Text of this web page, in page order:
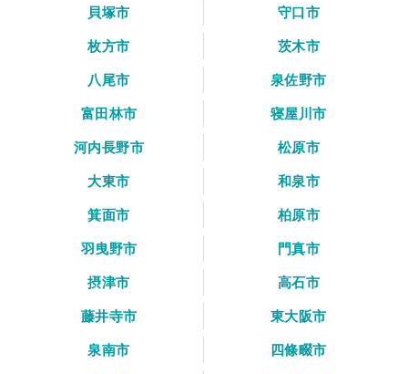
貝塚市
守口市
枚方市
茨木市
八尾市
泉佐野市
富田林市
寝屋川市
河内長野市
松原市
大東市
和泉市
箕面市
柏原市
羽曳野市
門真市
摂津市
高石市
藤井寺市
東大阪市
泉南市
四條畷市